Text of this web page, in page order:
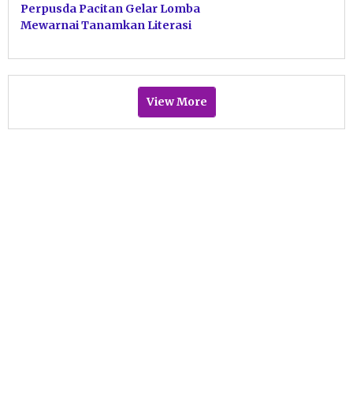
Perpusda Pacitan Gelar Lomba
Mewarnai Tanamkan Literasi
View More